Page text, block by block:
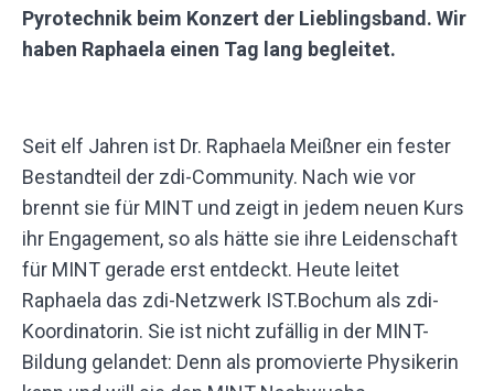
Pyrotechnik beim Konzert der Lieblingsband. Wir
haben Raphaela einen Tag lang begleitet.
Seit elf Jahren ist Dr. Raphaela Meißner ein fester
Bestandteil der zdi-Community. Nach wie vor
brennt sie für MINT und zeigt in jedem neuen Kurs
ihr Engagement, so als hätte sie ihre Leidenschaft
für MINT gerade erst entdeckt. Heute leitet
Raphaela das zdi-Netzwerk IST.Bochum als zdi-
Koordinatorin. Sie ist nicht zufällig in der MINT-
Bildung gelandet: Denn als promovierte Physikerin